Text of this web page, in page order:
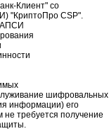
Клиент" со
"КриптоПро CSP".
шифровальных
информации) его
не требуется получение